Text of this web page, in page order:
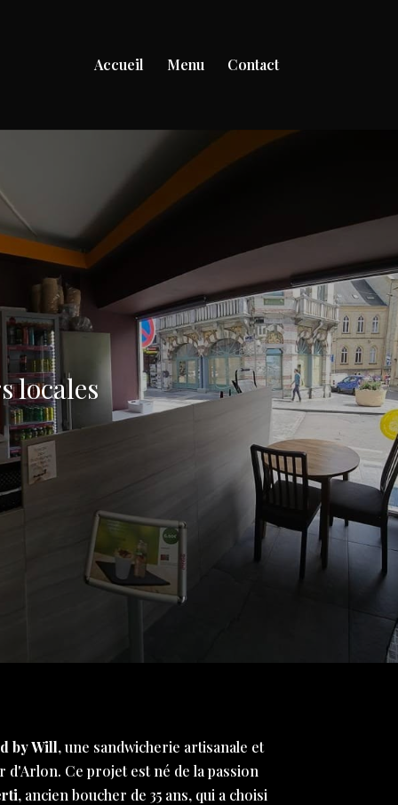
Accueil Menu Contact
locales
by Will, une sandwicherie artisanale et
d'Arlon. Ce projet est né de la passion
, ancien boucher de 35 ans, qui a choisi